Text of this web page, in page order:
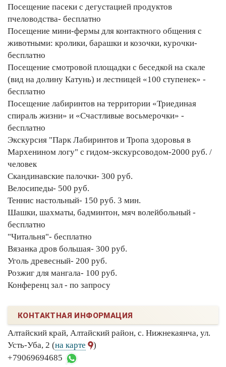
Посещение пасеки с дегустацией продуктов
пчеловодства- бесплатно
Посещение мини-фермы для контактного общения с
животными: кролики, барашки и козочки, курочки-
бесплатно
Посещение смотровой площадки с беседкой на скале
(вид на долину Катунь) и лестницей «100 ступенек» -
бесплатно
Посещение лабиринтов на территории «Триединая
спираль жизни» и «Счастливые восьмерочки» -
бесплатно
Экскурсия "Парк Лабиринтов и Тропа здоровья в
Мархенином логу" с гидом-экскурсоводом-2000 руб. /
человек
Скандинавские палочки- 300 руб.
Велосипеды- 500 руб.
Теннис настольный- 150 руб. 3 мин.
Шашки, шахматы, бадминтон, мяч волейбольный -
бесплатно
"Читальня"- бесплатно
Вязанка дров большая- 300 руб.
Уголь древесный- 200 руб.
Розжиг для мангала- 100 руб.
Конференц зал - по запросу
КОНТАКТНАЯ ИНФОРМАЦИЯ
Алтайский край, Алтайский район, с. Нижнекаянча, ул.
Усть-Уба, 2 (на карте
)
+79069694685